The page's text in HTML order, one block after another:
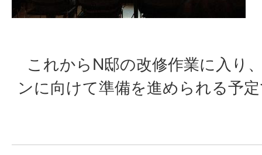
これからN邸の改修作業に入り
ンに向けて準備を進められる予